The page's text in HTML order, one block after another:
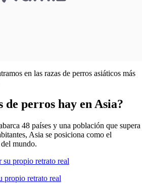
en las razas de perros asiáticos más
de perros hay en Asia?
48 países y una población que supera
Asia se posiciona como el
mundo.
propio retrato real